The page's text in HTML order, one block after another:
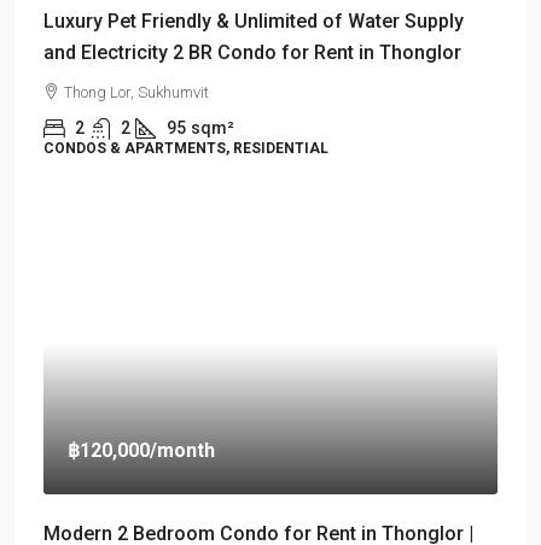
Luxury Pet Friendly & Unlimited of Water Supply
and Electricity 2 BR Condo for Rent in Thonglor
Thong Lor, Sukhumvit
2 2 95 sqm²
CONDOS & APARTMENTS, RESIDENTIAL
฿120,000/month
Modern 2 Bedroom Condo for Rent in Thonglor |